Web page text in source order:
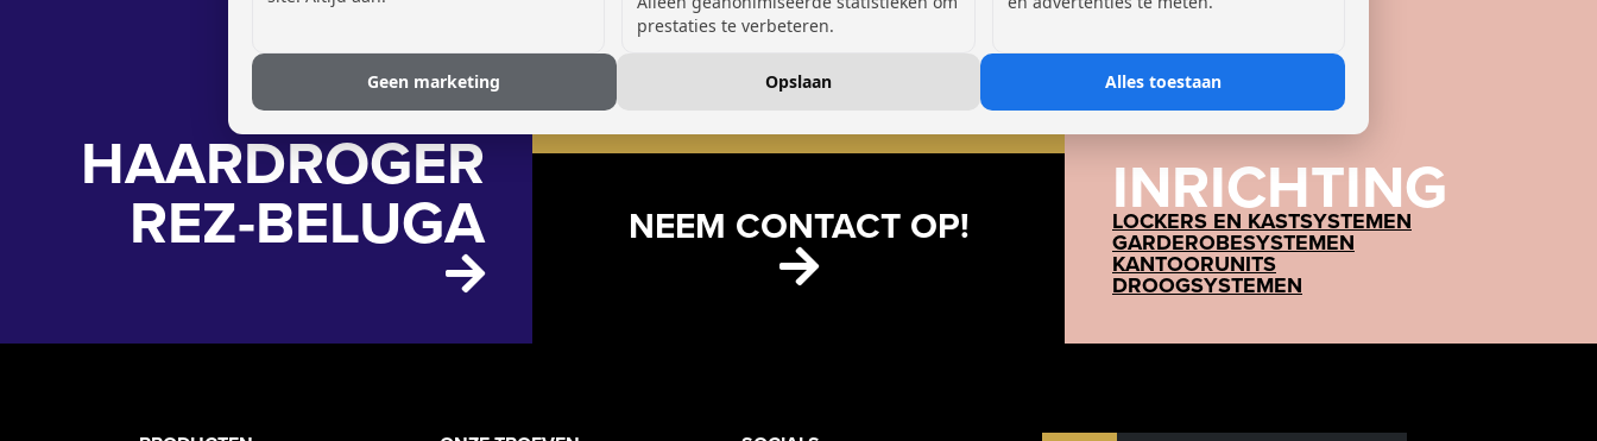
HAARDROGER
REZ-BELUGA
GSM OPLAADLOCKERS
NEEM CONTACT OP! INRICHTING
LOCKERS EN KASTSYSTEMEN
GARDEROBESYSTEMEN
KANTOORUNITS
DROOGSYSTEMEN
prestaties te verbeteren.
Geen marketing Opslaan Alles toestaan